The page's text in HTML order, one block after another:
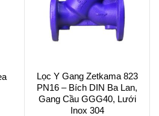
Lọc Y Gang Zetkama 823
PN16 – Bích DIN Ba Lan,
Gang Cầu GGG40, Lưới
Inox 304